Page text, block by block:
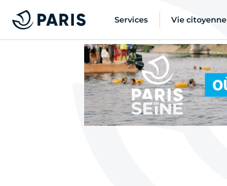
Services Vie citoyenne